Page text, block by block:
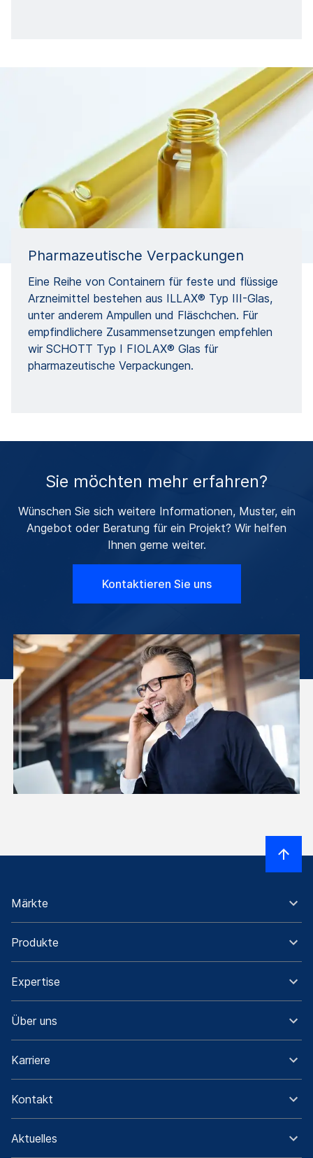
Pharmazeutische Verpackungen
Eine Reihe von Containern für feste und flüssige
Arzneimittel bestehen aus ILLAX® Typ III-Glas,
unter anderem Ampullen und Fläschchen. Für
empfindlichere Zusammensetzungen empfehlen
wir SCHOTT Typ I FIOLAX® Glas für
pharmazeutische Verpackungen.
Sie möchten mehr erfahren?
Wünschen Sie sich weitere Informationen, Muster, ein
Angebot oder Beratung für ein Projekt? Wir helfen
Ihnen gerne weiter.
Kontaktieren Sie uns
Märkte
Produkte
Expertise
Über uns
Karriere
Kontakt
Aktuelles